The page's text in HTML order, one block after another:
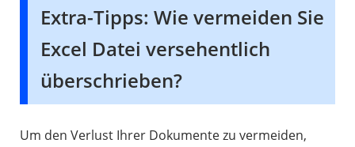
Extra-Tipps: Wie vermeiden Sie
Excel Datei versehentlich
überschrieben?
Um den Verlust Ihrer Dokumente zu vermeiden,